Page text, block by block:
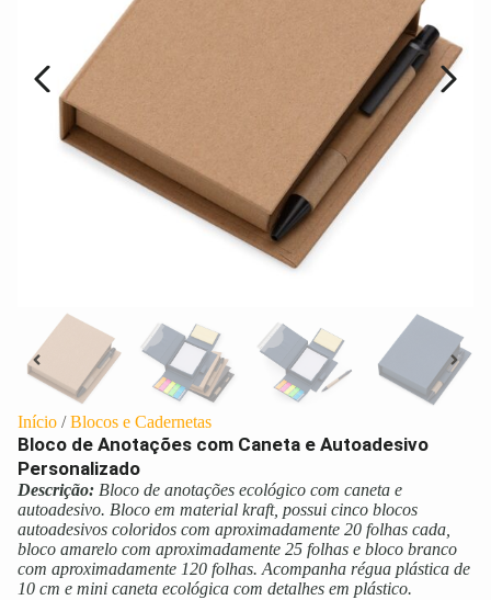
Início /Blocos e Cadernetas
Bloco de Anotações com Caneta e Autoadesivo
Personalizado
Descrição: Bloco de anotações ecológico com caneta e
autoadesivo. Bloco em material kraft, possui cinco blocos
autoadesivos coloridos com aproximadamente 20 folhas cada,
bloco amarelo com aproximadamente 25 folhas e bloco branco
com aproximadamente 120 folhas. Acompanha régua plástica de
10 cm e mini caneta ecológica com detalhes em plástico.